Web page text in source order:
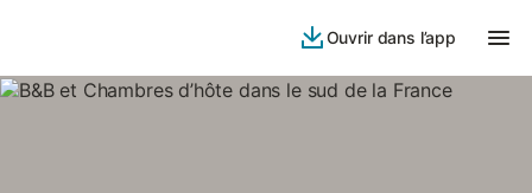
Ouvrir dans l’app